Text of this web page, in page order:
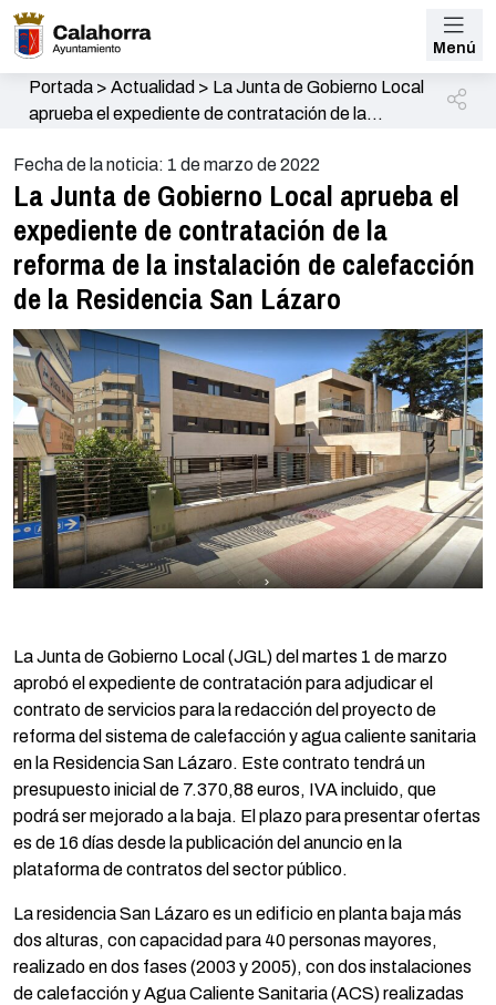
Menú
Portada> Actualidad > La Junta de Gobierno Local
aprueba el expediente de contratación de la
Residencia San Lázaro
Fecha de la noticia: 1 de marzo de 2022
La Junta de Gobierno Local aprueba el
expediente de contratación de la
reforma de la instalación de calefacción
de la Residencia San Lázaro
La Junta de Gobierno Local (JGL) del martes 1 de marzo
aprobó el expediente de contratación para adjudicar el
contrato de servicios para la redacción del proyecto de
reforma del sistema de calefacción y agua caliente sanitaria
en la Residencia San Lázaro. Este contrato tendrá un
presupuesto inicial de 7.370,88 euros, IVA incluido, que
podrá ser mejorado a la baja. El plazo para presentar ofertas
es de 16 días desde la publicación del anuncio en la
plataforma de contratos del sector público.
La residencia San Lázaro es un edificio en planta baja más
dos alturas, con capacidad para 40 personas mayores,
realizado en dos fases (2003 y 2005), con dos instalaciones
de calefacción y Agua Caliente Sanitaria (ACS) realizadas